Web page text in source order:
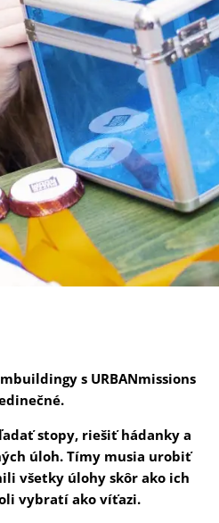
s URBANmissions
stopy, riešiť hádanky a
úloh. Tímy musia urobiť
všetky úlohy skôr ako ich
vybratí ako víťazi.